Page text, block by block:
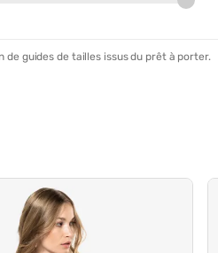
guides de tailles issus du prêt à porter.